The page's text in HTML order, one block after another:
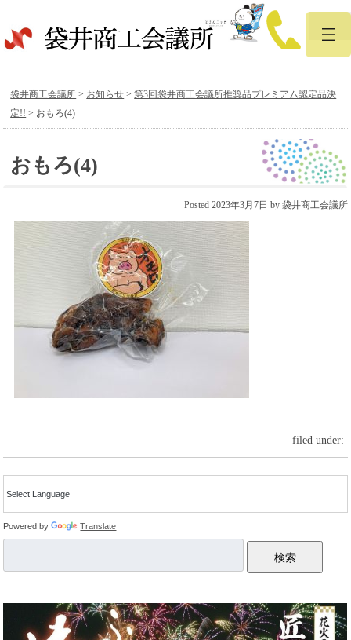
袋井商工会議所 > お知らせ >第3回袋井商工会議所推奨品プレミアム認定品決
定!! > おもろ(4)
おもろ(4)
Posted 2023年3月7日 by 袋井商工会議所
filed under:
Powered by Translate
検索